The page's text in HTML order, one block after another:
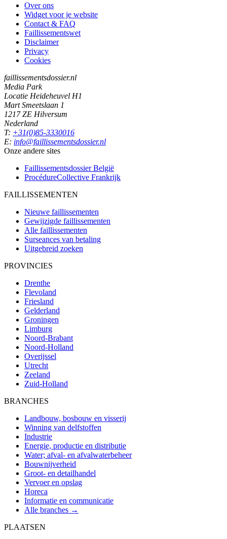
Over ons
Widget voor je website
Contact & FAQ
Faillissementswet
Disclaimer
Privacy
Cookies
faillissementsdossier.nl
Media Park
Locatie Heideheuvel H1
Mart Smeetslaan 1
1217 ZE Hilversum
Nederland
T: +31(0)85-3330016
E: info@faillissementsdossier.nl
Onze andere sites
Faillissementsdossier België
ProcédureCollective Frankrijk
FAILLISSEMENTEN
Nieuwe faillissementen
Gewijzigde faillissementen
Alle faillissementen
Surseances van betaling
Uitgebreid zoeken
PROVINCIES
Drenthe
Flevoland
Friesland
Gelderland
Groningen
Limburg
Noord-Brabant
Noord-Holland
Overijssel
Utrecht
Zeeland
Zuid-Holland
BRANCHES
Landbouw, bosbouw en visserij
Winning van delfstoffen
Industrie
Energie, productie en distributie
Water; afval- en afvalwaterbeheer
Bouwnijverheid
Groot- en detailhandel
Vervoer en opslag
Horeca
Informatie en communicatie
Alle branches →
PLAATSEN